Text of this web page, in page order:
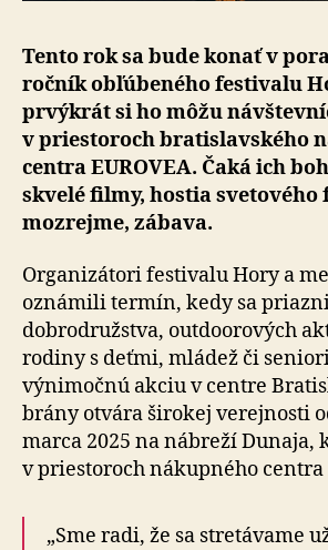
Tento rok sa bude konať v
ročník ob­ľú­be­né­ho festivalu
prvýkrát si ho môžu
v priestoroch bratislavského
centra EUROVEA. Čaká ich
skvelé filmy, hostia
mozrejme, zábava.
Organizátori festivalu Hory a
oznámili termín, kedy sa
dobrodružstva, outdoorových
rodiny s deťmi, mládež či
výnimočnú akciu v centre
brány otvára širokej verejnosti
marca 2025 na nábreží Dunaja,
v prie­sto­roch nákupného centra
„Sme radi, že sa stretávame